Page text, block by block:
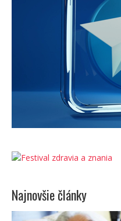
Najnovšie články